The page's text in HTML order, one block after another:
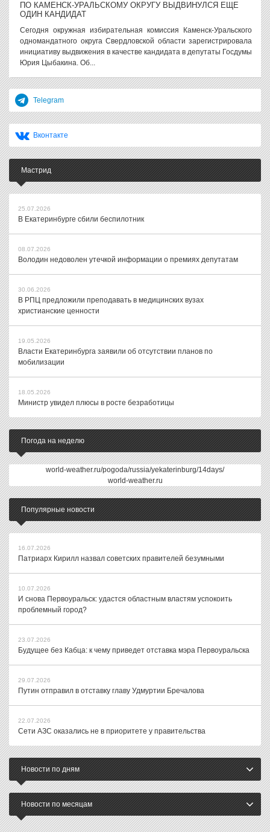
ПО КАМЕНСК-УРАЛЬСКОМУ ОКРУГУ ВЫДВИНУЛСЯ ЕЩЕ
ОДИН КАНДИДАТ
Сегодня окружная избирательная комиссия Каменск-Уральского
одномандатного округа Свердловской области зарегистрировала
инициативу выдвижения в качестве кандидата в депутаты Госдумы
Юрия Цыбакина. Об...
Telegram
Вконтакте
Мастрид
25.07.2026
В Екатеринбурге сбили беспилотник
08.07.2026
Володин недоволен утечкой информации о премиях депутатам
30.06.2026
В РПЦ предложили преподавать в медицинских вузах
христианские ценности
19.05.2026
Власти Екатеринбурга заявили об отсутствии планов по
мобилизации
18.05.2026
Министр увидел плюсы в росте безработицы
Погода на неделю
world-weather.ru/pogoda/russia/yekaterinburg/14days/
world-weather.ru
Популярные новости
16.07.2026
Патриарх Кирилл назвал советских правителей безумными
10.07.2026
И снова Первоуральск: удастся областным властям успокоить
проблемный город?
23.07.2026
Будущее без Кабца: к чему приведет отставка мэра Первоуральска
29.07.2026
Путин отправил в отставку главу Удмуртии Бречалова
22.07.2026
Сети АЗС оказались не в приоритете у правительства
Новости по дням
Новости по месяцам